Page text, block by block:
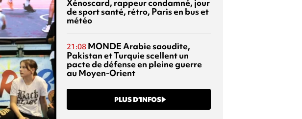
Xénoscard, rappeur condamné, jour
de sport santé, rétro, Paris en bus et
météo
21:08 MONDEArabie saoudite,
Pakistan et Turquie scellent un
pacte de défense en pleine guerre
au Moyen-Orient
PLUS D’INFOS